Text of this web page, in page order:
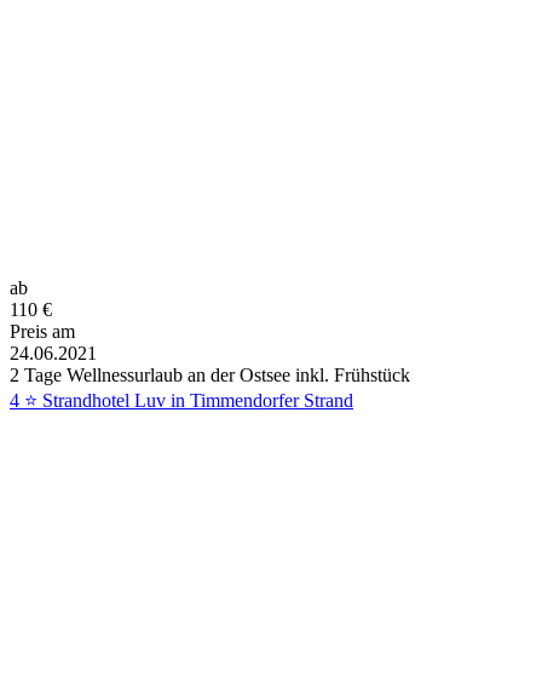
ab
110 €
Preis am
24.06.2021
2 Tage Wellnessurlaub an der Ostsee inkl. Frühstück
4 ⭐ Strandhotel Luv in Timmendorfer Strand